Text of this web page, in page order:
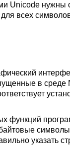
Unicode
всех
в среде
функций
указать